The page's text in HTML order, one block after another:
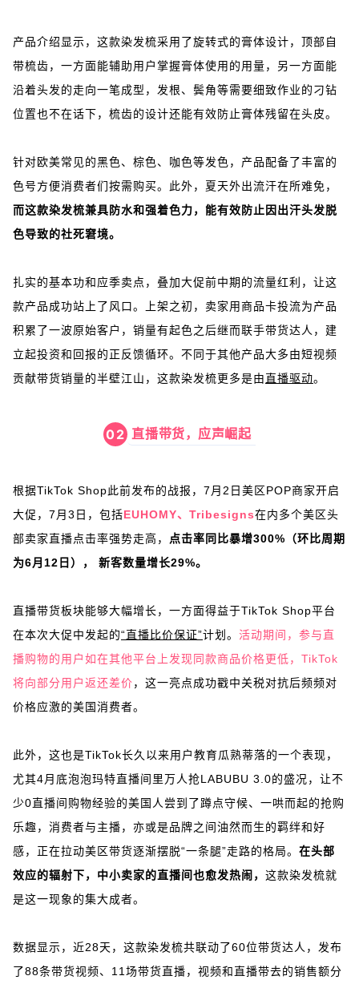
产品介绍显示，这款染发梳采用了旋转式的膏体设计，顶部自
带梳齿，一方面能辅助用户掌握膏体使用的用量，另一方面能
沿着头发的走向一笔成型，发根、鬓角等需要细致作业的刁钻
位置也不在话下，梳齿的设计还能有效防止膏体残留在头皮。
针对欧美常见的黑色、棕色、咖色等发色，产品配备了丰富的
色号方便消费者们按需购买。此外，夏天外出流汗在所难免，
而这款染发梳兼具防水和强着色力，能有效防止因出汗头发脱
色导致的社死窘境。
扎实的基本功和应季卖点，叠加大促前中期的流量红利，让这
款产品成功站上了风口。上架之初，卖家用商品卡投流为产品
积累了一波原始客户，销量有起色之后继而联手带货达人，建
立起投资和回报的正反馈循环。不同于其他产品大多由短视频
贡献带货销量的半壁江山，这款染发梳更多是由直播驱动。
02 直播带货，应声崛起
根据TikTok Shop此前发布的战报，7月2日美区POP商家开启
大促， 7月3日，包括EUHOMY、Tribesigns在内多个美区头
部卖家直播点击率强势走高，
点击率同比暴增300%（环比周期
为6月12日）， 新客数量增长29%。
直播带货板块能够大幅增长，一方面得益于TikTok Shop平台
在本次大促中发起的“直播比价保证”计划。 活动期间，参与直
播购物的用户如在其他平台上发现同款商品价格更低，TikTok
将向部分用户返还差价，这一亮点成功戳中关税对抗后频频对
价格应激的美国消费者。
此外，这也是TikTok长久以来用户教育瓜熟蒂落的一个表现，
尤其4月底泡泡玛特直播间里万人抢LABUBU 3.0的盛况，让不
少0直播间购物经验的美国人尝到了蹲点守候、一哄而起的抢购
乐趣，消费者与主播，亦或是品牌之间油然而生的羁绊和好
感，正在拉动美区带货逐渐摆脱“一条腿”走路的格局。 在头部
效应的辐射下，中小卖家的直播间也愈发热闹， 这款染发梳就
是这一现象的集大成者。
数据显示，近28天，这款染发梳共联动了60位带货达人，发布
了88条带货视频、11场带货直播，视频和直播带去的销售额分